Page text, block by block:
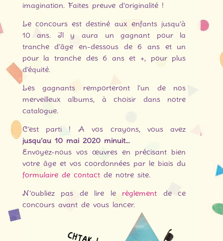
imagination. Faites preuve d’originalité !
Le concours est destiné aux enfants jusqu’à
10 ans. Il y aura un gagnant pour la
tranche d’âge en-dessous de 6 ans et un
pour la tranche des 6 ans et +, pour plus
d’équité.
Les gagnants remporteront l’un de nos
merveilleux albums, à choisir dans notre
catalogue.
C’est parti ! A vos crayons, vous avez
jusqu’au 10 mai 2020 minuit…
Envoyez-nous vos œuvres en précisant bien
votre âge et vos coordonnées par le biais du
formulaire de contactde notre site.
N’oubliez pas de lire le règlement de ce
concours avant de vous lancer.